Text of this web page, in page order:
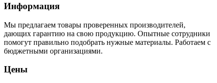
Информация
Мы предлагаем товары проверенных производителей,
дающих гарантию на свою продукцию. Опытные сотрудники
помогут правильно подобрать нужные материалы. Работаем с
бюджетными организациями.
Цены